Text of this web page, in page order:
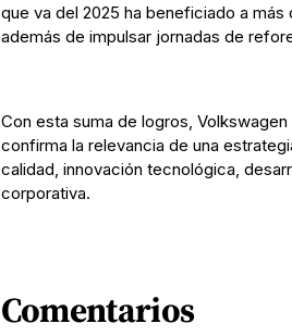
que va del 2025 ha beneficiado a
además de impulsar jornadas de
Con esta suma de logros,
confirma la relevancia de una
calidad, innovación tecnológica,
corporativa.
Comentarios